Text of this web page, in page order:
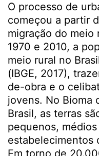
O processo de
começou a partir
migração do meio
1970 e 2010, a
meio rural no
(IBGE, 2017),
de-obra e o
jovens. No Bioma
Brasil, as terras
pequenos,
estabelecimentos
Em torno de